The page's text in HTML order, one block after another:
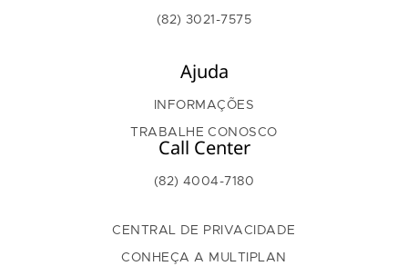
(82) 3021-7575
Ajuda
INFORMAÇÕES
TRABALHE CONOSCO
Call Center
(82) 4004-7180
CENTRAL DE PRIVACIDADE
CONHEÇA A MULTIPLAN